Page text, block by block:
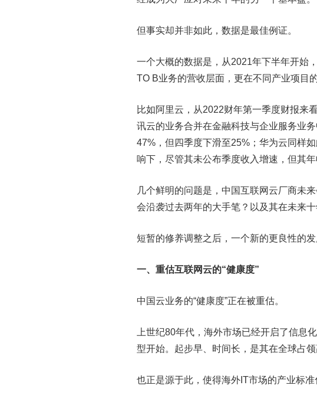
但事实却并非如此，数据是最佳例证。
一个大概的数据是，从2021年下半年开始
TO B业务的营收层面，更在不同产业项目
比如阿里云，从2022财年第一季度财报来
讯云的业务合并在金融科技与企业服务业
47%，但四季度下滑至25%；华为云同样
响下，尽管其未公布季度收入增速，但其
几个鲜明的问题是，中国互联网云厂商未
会沿袭过去两年的大手笔？以及其在未来
短暂的修养调整之后，一个新的更良性的发
一、 重估互联网云的“健康度”
中国云业务的“健康度”正在被重估。
上世纪80年代，海外市场已经开启了信息
型开始。起步早、时间长，是其在全球占领
也正是源于此，使得海外IT市场的产业标准